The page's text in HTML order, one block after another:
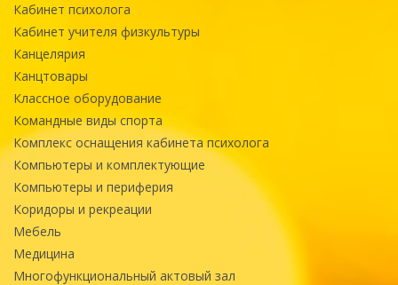
Кабинет психолога
Кабинет учителя физкультуры
Канцелярия
Канцтовары
Классное оборудование
Командные виды спорта
Комплекс оснащения кабинета психолога
Компьютеры и комплектующие
Компьютеры и периферия
Коридоры и рекреации
Мебель
Медицина
Многофункциональный актовый зал